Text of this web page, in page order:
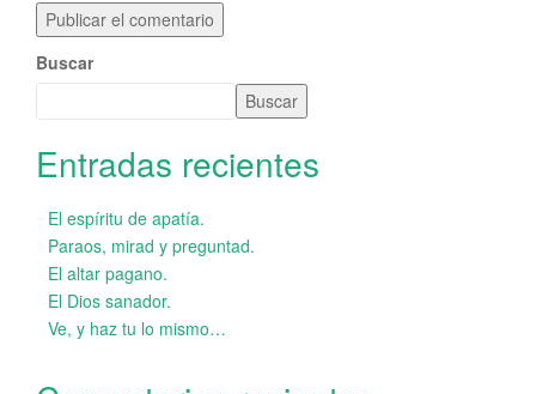
Buscar
Buscar
Entradas recientes
El espíritu de apatía.
Paraos, mirad y preguntad.
El altar pagano.
El Dios sanador.
Ve, y haz tu lo mismo…